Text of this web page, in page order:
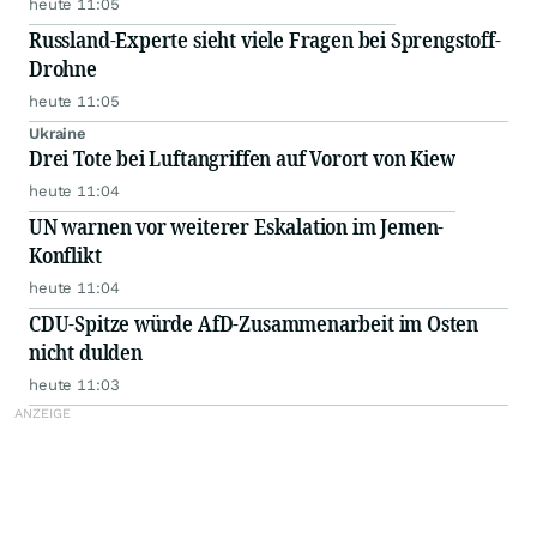
heute 11:05
Russland-Experte sieht viele Fragen bei Sprengstoff-
Drohne
heute 11:05
Ukraine
Drei Tote bei Luftangriffen auf Vorort von Kiew
heute 11:04
UN warnen vor weiterer Eskalation im Jemen-
Konflikt
heute 11:04
CDU-Spitze würde AfD-Zusammenarbeit im Osten
nicht dulden
heute 11:03